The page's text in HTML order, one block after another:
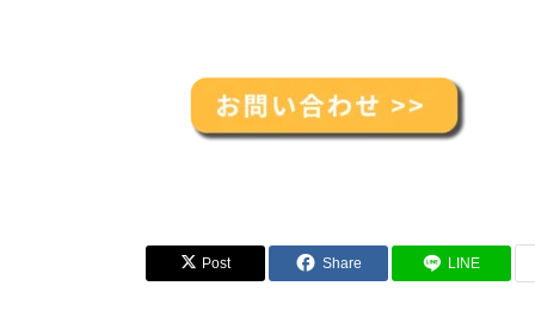
Post Share LINE